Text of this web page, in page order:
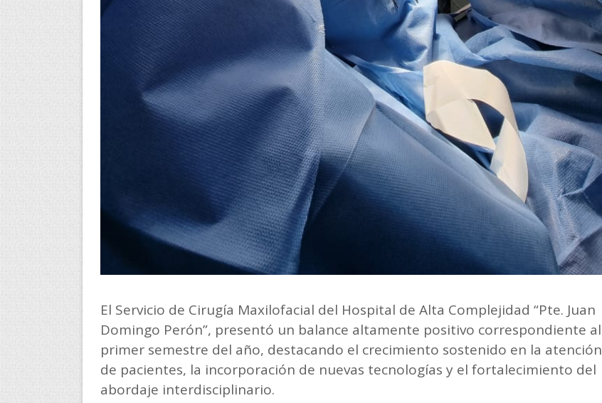
El Servicio de Cirugía Maxilofacial del Hospital de Alta Complejidad “Pte. Juan
Domingo Perón”, presentó un balance altamente positivo correspondiente al
primer semestre del año, destacando el crecimiento sostenido en la atención
de pacientes, la incorporación de nuevas tecnologías y el fortalecimiento del
abordaje interdisciplinario.